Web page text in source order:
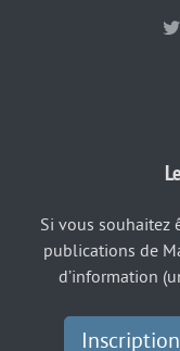
Si vous souhaitez
publications de
d’information